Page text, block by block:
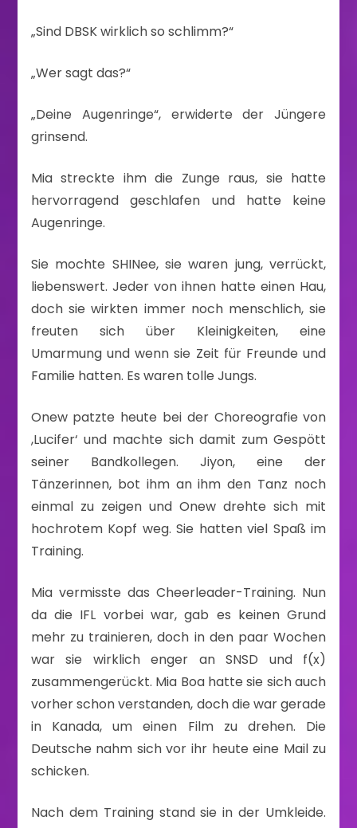
„Sind DBSK wirklich so schlimm?“
„Wer sagt das?“
„Deine Augenringe“, erwiderte der Jüngere
grinsend.
Mia streckte ihm die Zunge raus, sie hatte
hervorragend geschlafen und hatte keine
Augenringe.
Sie mochte SHINee, sie waren jung, verrückt,
liebenswert. Jeder von ihnen hatte einen Hau,
doch sie wirkten immer noch menschlich, sie
freuten sich über Kleinigkeiten, eine
Umarmung und wenn sie Zeit für Freunde und
Familie hatten. Es waren tolle Jungs.
Onew patzte heute bei der Choreografie von
,Lucifer‘ und machte sich damit zum Gespött
seiner Bandkollegen. Jiyon, eine der
Tänzerinnen, bot ihm an ihm den Tanz noch
einmal zu zeigen und Onew drehte sich mit
hochrotem Kopf weg. Sie hatten viel Spaß im
Training.
Mia vermisste das Cheerleader-Training. Nun
da die IFL vorbei war, gab es keinen Grund
mehr zu trainieren, doch in den paar Wochen
war sie wirklich enger an SNSD und f(x)
zusammengerückt. Mia Boa hatte sie sich auch
vorher schon verstanden, doch die war gerade
in Kanada, um einen Film zu drehen. Die
Deutsche nahm sich vor ihr heute eine Mail zu
schicken.
Nach dem Training stand sie in der Umkleide.